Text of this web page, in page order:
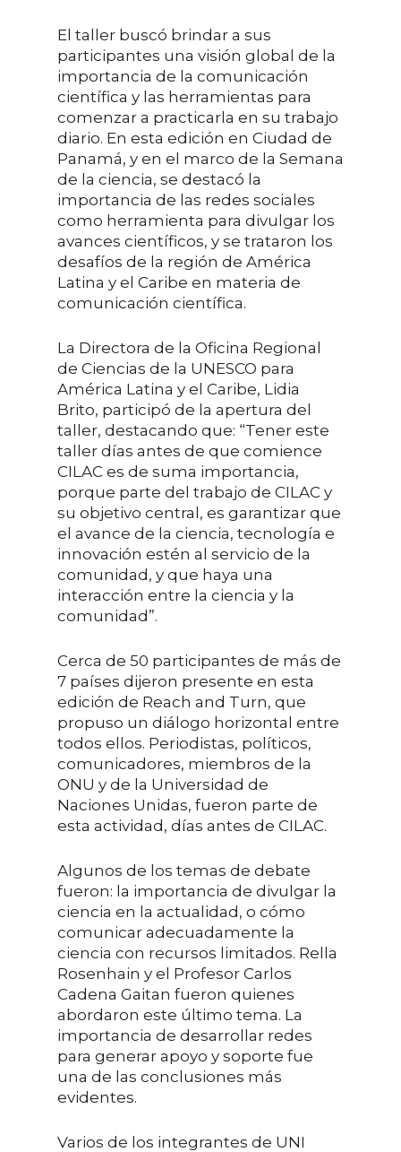
El taller buscó brindar a sus
participantes una visión global de la
importancia de la comunicación
científica y las herramientas para
comenzar a practicarla en su trabajo
diario. En esta edición en Ciudad de
Panamá, y en el marco de la Semana
de la ciencia, se destacó la
importancia de las redes sociales
como herramienta para divulgar los
avances científicos, y se trataron los
desafíos de la región de América
Latina y el Caribe en materia de
comunicación científica.
La Directora de la Oficina Regional
de Ciencias de la UNESCO para
América Latina y el Caribe, Lidia
Brito, participó de la apertura del
taller, destacando que: “Tener este
taller días antes de que comience
CILAC es de suma importancia,
porque parte del trabajo de CILAC y
su objetivo central, es garantizar que
el avance de la ciencia, tecnología e
innovación estén al servicio de la
comunidad, y que haya una
interacción entre la ciencia y la
comunidad”.
Cerca de 50 participantes de más de
7 países dijeron presente en esta
edición de Reach and Turn, que
propuso un diálogo horizontal entre
todos ellos. Periodistas, políticos,
comunicadores, miembros de la
ONU y de la Universidad de
Naciones Unidas, fueron parte de
esta actividad, días antes de CILAC.
Algunos de los temas de debate
fueron: la importancia de divulgar la
ciencia en la actualidad, o cómo
comunicar adecuadamente la
ciencia con recursos limitados. Rella
Rosenhain y el Profesor Carlos
Cadena Gaitan fueron quienes
abordaron este último tema. La
importancia de desarrollar redes
para generar apoyo y soporte fue
una de las conclusiones más
evidentes.
Varios de los integrantes de UNI